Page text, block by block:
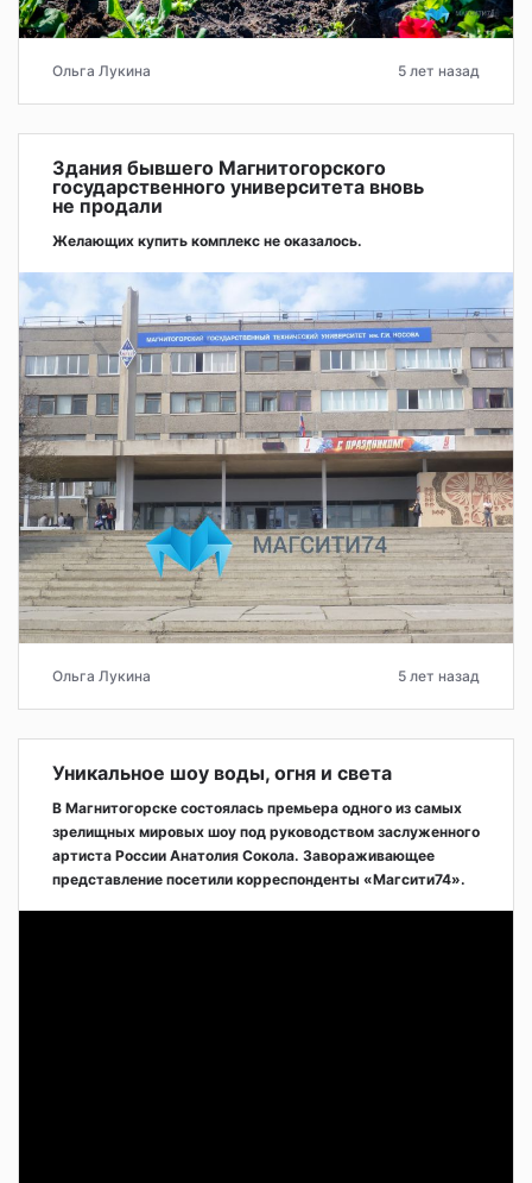
Ольга Лукина 5 лет назад
Здания бывшего Магнитогорского
государственного университета вновь
не продали
Желающих купить комплекс не оказалось.
Ольга Лукина 5 лет назад
Уникальное шоу воды, огня и света
В Магнитогорске состоялась премьера одного из самых
зрелищных мировых шоу под руководством заслуженного
артиста России Анатолия Сокола. Завораживающее
представление посетили корреспонденты «Магсити74».